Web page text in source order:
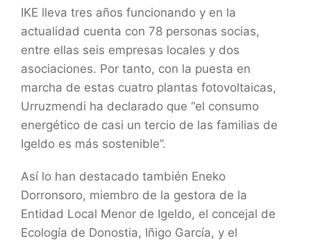
IKE lleva tres años funcionando y en la
actualidad cuenta con 78 personas socias,
entre ellas seis empresas locales y dos
asociaciones. Por tanto, con la puesta en
marcha de estas cuatro plantas fotovoltaicas,
Urruzmendi ha declarado que “el consumo
energético de casi un tercio de las familias de
Igeldo es más sostenible”.
Así lo han destacado también Eneko
Dorronsoro, miembro de la gestora de la
Entidad Local Menor de Igeldo, el concejal de
Ecología de Donostia, Iñigo García, y el